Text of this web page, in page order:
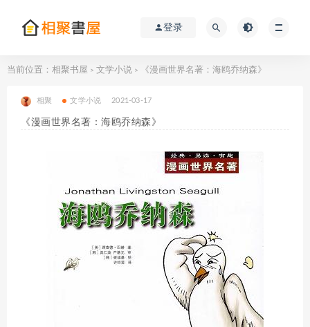
登录
当前位置： 相聚书屋 > 文学小说 > 《漫画世界名著：海鸥乔纳森》
相聚 文学小说 2021-03-17
《漫画世界名著：海鸥乔纳森》